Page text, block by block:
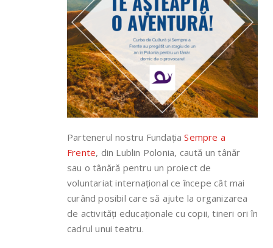
Partenerul nostru FundațiaSempre a
Frente, din Lublin Polonia, caută un tânăr
sau o tânără pentru un proiect de
voluntariat internațional ce începe cât mai
curând posibil care să ajute la organizarea
de activități educaționale cu copii, tineri ori în
cadrul unui teatru.